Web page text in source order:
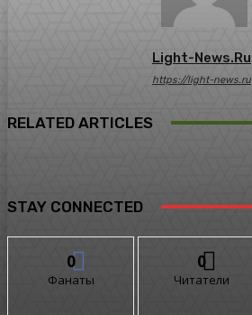
Light-News.ru
https://light-news.ru
RELATED ARTICLES
STAY CONNECTED
0
Фанаты
0
Читатели